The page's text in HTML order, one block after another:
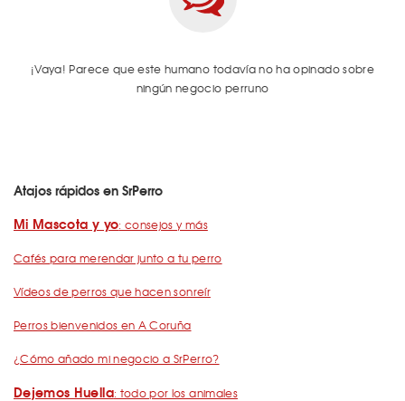
¡Vaya! Parece que este humano todavía no ha opinado sobre
ningún negocio perruno
Atajos rápidos en SrPerro
Mi Mascota y yo: consejos y más
Cafés para merendar junto a tu perro
Vídeos de perros que hacen sonreír
Perros bienvenidos en A Coruña
¿Cómo añado mi negocio a SrPerro?
Dejemos Huella: todo por los animales